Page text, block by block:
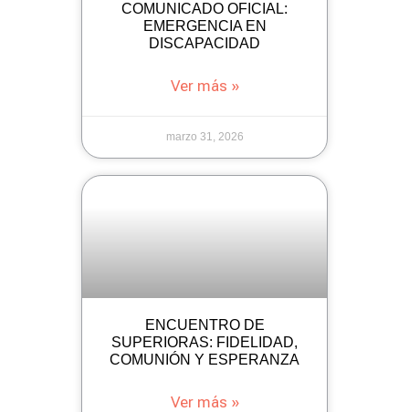
COMUNICADO OFICIAL:
EMERGENCIA EN
DISCAPACIDAD
Ver más »
marzo 31, 2026
ENCUENTRO DE
SUPERIORAS: FIDELIDAD,
COMUNIÓN Y ESPERANZA
Ver más »